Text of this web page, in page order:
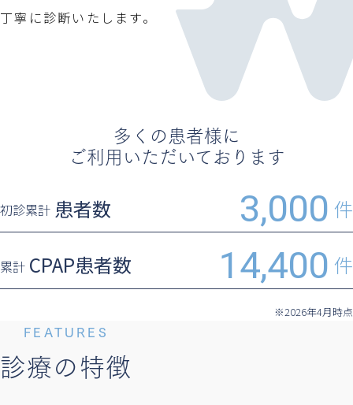
丁寧に診断いたします。
多くの患者様に
ご利用いただいております
初診累計 患者数 3,000 件
累計 CPAP患者数 14,400 件
※2026年4月時点
FEATURES
診療の特徴